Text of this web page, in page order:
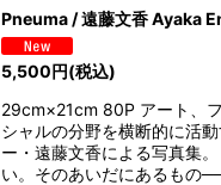
Pneuma / 遠藤文香 Ayaka
5,500円(税込)
29cm×21cm 80P アート、
シャルの分野を横断的に活
ー・遠藤文香による写真集
い。そのあいだにあるもの